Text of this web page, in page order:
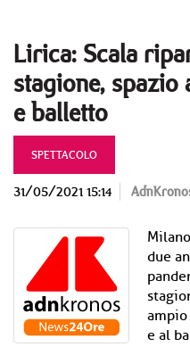
Lirica: Scala
stagione,
e balletto
SPETTACOLO
31/05/2021 15:14
due
e al